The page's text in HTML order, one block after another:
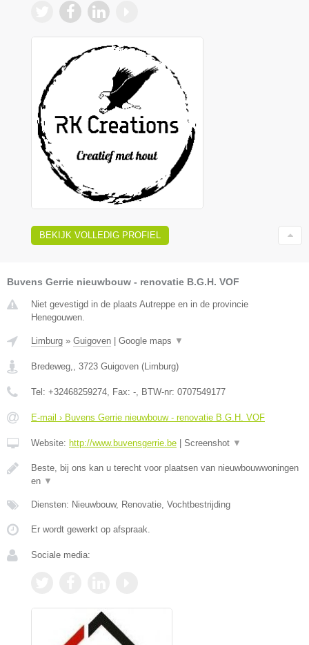
BEKIJK VOLLEDIG PROFIEL
Buvens Gerrie nieuwbouw - renovatie B.G.H. VOF
Niet gevestigd in de plaats Autreppe en in de provincie
Henegouwen.
Limburg » Guigoven Google maps ▼
Bredeweg,, 3723 Guigoven (Limburg)
Tel: +32468259274, Fax: -, BTW-nr: 0707549177
E-mail › Buvens Gerrie nieuwbouw - renovatie B.G.H. VOF
Website: http://www.buvensgerrie.be Screenshot ▼
Beste, bij ons kan u terecht voor plaatsen van nieuwbouwwoningen
en ▼
Diensten: Nieuwbouw, Renovatie, Vochtbestrijding
Er wordt gewerkt op afspraak.
Sociale media: